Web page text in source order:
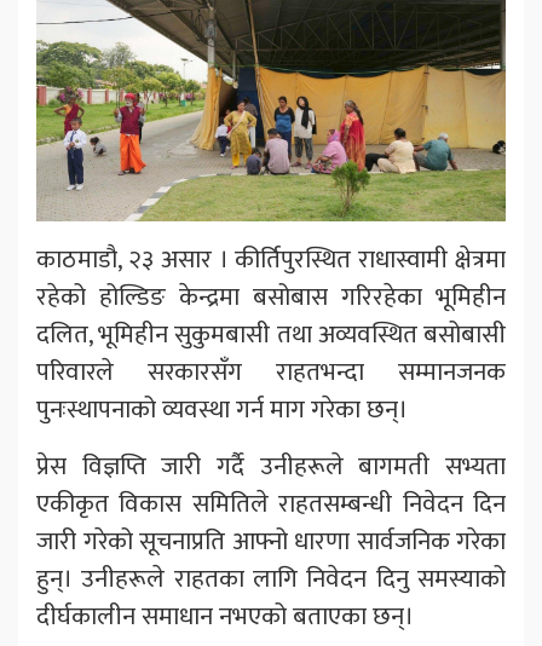
काठमाडौ, २३ असार । कीर्तिपुरस्थित राधास्वामी क्षेत्रमा
रहेको होल्डिङ केन्द्रमा बसोबास गरिरहेका भूमिहीन
दलित, भूमिहीन सुकुमबासी तथा अव्यवस्थित बसोबासी
परिवारले सरकारसँग राहतभन्दा सम्मानजनक
पुनःस्थापनाको व्यवस्था गर्न माग गरेका छन्।
प्रेस विज्ञप्ति जारी गर्दै उनीहरूले बागमती सभ्यता
एकीकृत विकास समितिले राहतसम्बन्धी निवेदन दिन
जारी गरेको सूचनाप्रति आफ्नो धारणा सार्वजनिक गरेका
हुन्। उनीहरूले राहतका लागि निवेदन दिनु समस्याको
दीर्घकालीन समाधान नभएको बताएका छन्।